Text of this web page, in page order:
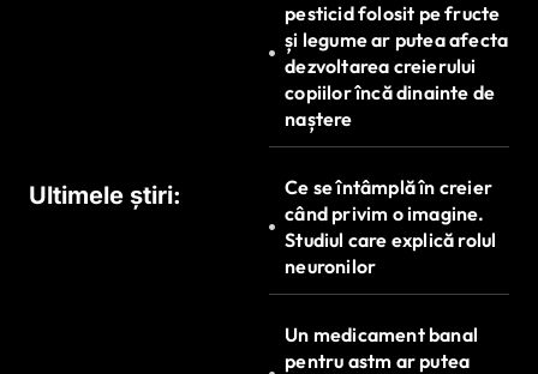
Ultimele știri:
pesticid folosit pe fructe
și legume ar putea afecta
dezvoltarea creierului
copiilor încă dinainte de
naștere
Ce se întâmplă în creier
când privim o imagine.
Studiul care explică rolul
neuronilor
Un medicament banal
pentru astm ar putea